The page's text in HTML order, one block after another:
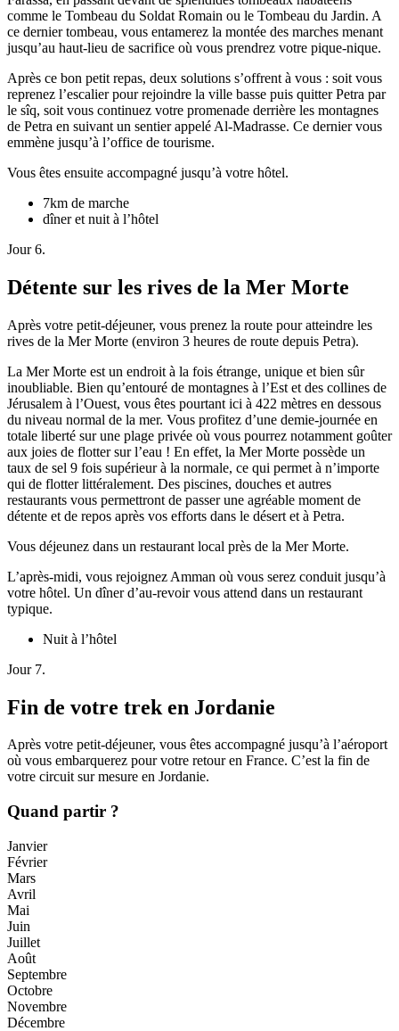
comme le Tombeau du Soldat Romain ou le Tombeau du Jardin. A
ce dernier tombeau, vous entamerez la montée des marches menant
jusqu’au haut-lieu de sacrifice où vous prendrez votre pique-nique.
Après ce bon petit repas, deux solutions s’offrent à vous : soit vous
reprenez l’escalier pour rejoindre la ville basse puis quitter Petra par
le sîq, soit vous continuez votre promenade derrière les montagnes
de Petra en suivant un sentier appelé Al-Madrasse. Ce dernier vous
emmène jusqu’à l’office de tourisme.
Vous êtes ensuite accompagné jusqu’à votre hôtel.
7km de marche
dîner et nuit à l’hôtel
Jour 6.
Détente sur les rives de la Mer Morte
Après votre petit-déjeuner, vous prenez la route pour atteindre les
rives de la Mer Morte (environ 3 heures de route depuis Petra).
La Mer Morte est un endroit à la fois étrange, unique et bien sûr
inoubliable. Bien qu’entouré de montagnes à l’Est et des collines de
Jérusalem à l’Ouest, vous êtes pourtant ici à 422 mètres en dessous
du niveau normal de la mer. Vous profitez d’une demie-journée en
totale liberté sur une plage privée où vous pourrez notamment goûter
aux joies de flotter sur l’eau ! En effet, la Mer Morte possède un
taux de sel 9 fois supérieur à la normale, ce qui permet à n’importe
qui de flotter littéralement. Des piscines, douches et autres
restaurants vous permettront de passer une agréable moment de
détente et de repos après vos efforts dans le désert et à Petra.
Vous déjeunez dans un restaurant local près de la Mer Morte.
L’après-midi, vous rejoignez Amman où vous serez conduit jusqu’à
votre hôtel. Un dîner d’au-revoir vous attend dans un restaurant
typique.
Nuit à l’hôtel
Jour 7.
Fin de votre trek en Jordanie
Après votre petit-déjeuner, vous êtes accompagné jusqu’à l’aéroport
où vous embarquerez pour votre retour en France. C’est la fin de
votre circuit sur mesure en Jordanie.
Quand partir ?
Janvier
Février
Mars
Avril
Mai
Juin
Juillet
Août
Septembre
Octobre
Novembre
Décembre